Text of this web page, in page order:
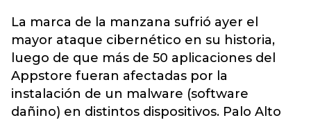
La marca de la manzana sufrió ayer el
mayor ataque cibernético en su historia,
luego de que más de 50 aplicaciones del
Appstore fueran afectadas por la
instalación de un malware (software
dañino) en distintos dispositivos. Palo Alto